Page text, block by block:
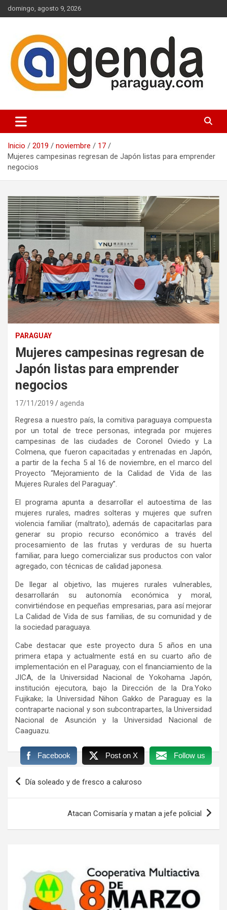
Saltar
al
domingo, agosto 9, 2026
Agenda Paraguay
Inicio 2019 noviembre
17
Mujeres campesinas regresan de Japón listas para emprender
negocios
PARAGUAY
Mujeres campesinas regresan de
Japón listas para emprender
negocios
17/11/2019 agenda
Regresa a nuestro país, la comitiva paraguaya compuesta
por un total de trece personas, integrada por mujeres
campesinas de las ciudades de Coronel Oviedo y La
Colmena, que fueron capacitadas y entrenadas en Japón,
a partir de la fecha 5 al 16 de noviembre, en el marco del
Proyecto “Mejoramiento de la Calidad de Vida de las
Mujeres Rurales del Paraguay”.
El programa apunta a desarrollar el autoestima de las
mujeres rurales, madres solteras y mujeres que sufren
violencia familiar (maltrato), además de capacitarlas para
generar su propio recurso económico a través del
procesamiento de las frutas y verduras de su huerta
familiar, para luego comercializar sus productos con valor
agregado, con técnicas de calidad japonesa.
De llegar al objetivo, las mujeres rurales vulnerables,
desarrollarán su autonomía económica y moral,
convirtiéndose en pequeñas empresarias, para así mejorar
La Calidad de Vida de sus familias, de su comunidad y de
la sociedad paraguaya.
Cabe destacar que este proyecto dura 5 años en una
primera etapa y actualmente está en su cuarto año de
implementación en el Paraguay, con el financiamiento de la
JICA, de la Universidad Nacional de Yokohama Japón,
institución ejecutora, bajo la Dirección de la Dra.Yoko
Fujikake; la Universidad Nihon Gakko de Paraguay es la
contraparte nacional y son subcontrapartes, la Universidad
Nacional de Asunción y la Universidad Nacional de
Caaguazu.
Facebook Post on X Follow us
Navegación
Día soleado y de fresco a caluroso
Atacan Comisaría y matan a jefe policial